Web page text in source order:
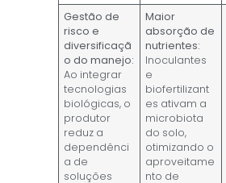
Gestão de
risco e
diversificaçã
o do manejo:
Ao integrar
tecnologias
biológicas, o
produtor
reduz a
dependênci
a de
soluções
Maior
absorção de
nutrientes:
Inoculantes
e
biofertilizant
es ativam a
microbiota
do solo,
otimizando o
aproveitame
nto de